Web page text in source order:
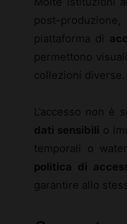
post-
piattaforma di
permettono
collezioni diverse.
L’accesso non è
dati sensibili o
temporali o
politica di
garantire allo